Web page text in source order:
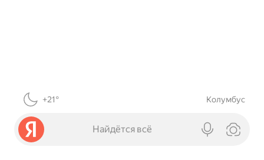
+21° Колумбус
Найдётся всё